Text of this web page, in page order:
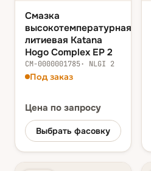
Смазка
высокотемпературная
литиевая Katana
Hogo Complex EP 2
СМ-0000001785· NLGI 2
Под заказ
Цена по запросу
Выбрать фасовку